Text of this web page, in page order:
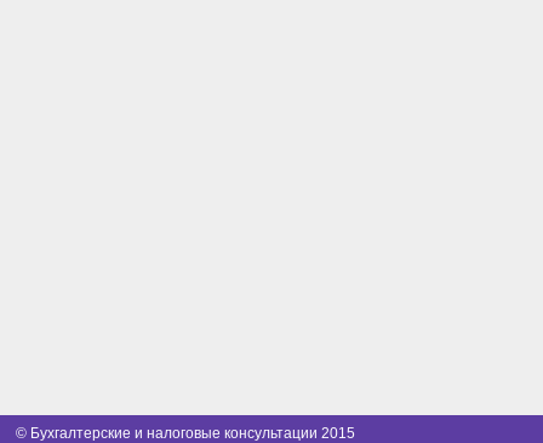
© Бухгалтерские и налоговые консультации 2015